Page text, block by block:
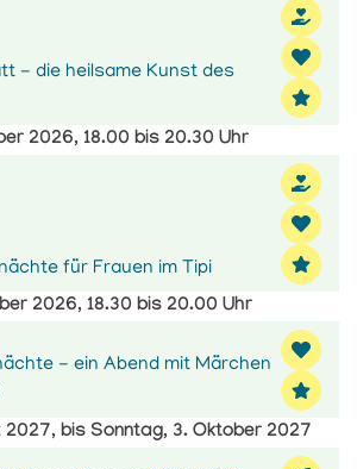
- die heilsame Kunst des
2026, 18.00 bis 20.30 Uhr
für Frauen im Tipi
2026, 18.30 bis 20.00 Uhr
- ein Abend mit Märchen
2027, bis Sonntag, 3. Oktober 2027